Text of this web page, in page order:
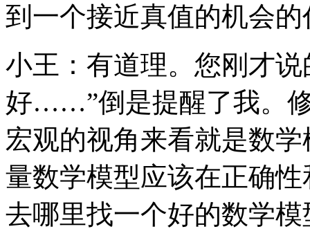
到一个接近真值的机会的
小王：有道理。您刚才
好……”倒是提醒了我。
宏观的视角来看就是数
量数学模型应该在正确
去哪里找一个好的数学模